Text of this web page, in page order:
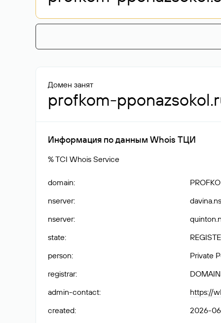
Домен занят
profkom-
Информация по данным Whois ТЦИ
% TCI Whois Service
domain:
nserver:
nserver:
state:
person:
Private
registrar:
admin-contact:
https://
created: 2026-